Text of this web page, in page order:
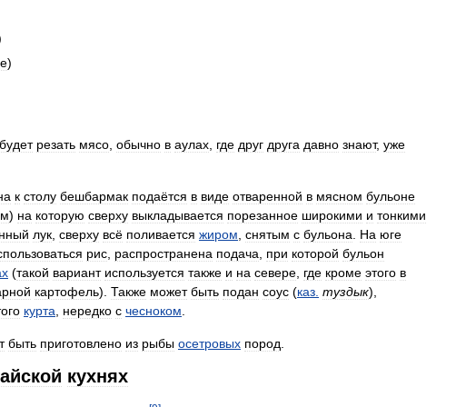
)
будет резать мясо, обычно в аулах, где друг друга давно знают, уже
к столу бешбармак подаётся в виде отваренной в мясном бульоне
) на которую сверху выкладывается порезанное широкими и тонкими
лук, сверху всё поливается жиром, снятым с бульона. На юге
рис, распространена подача, при которой бульон
(такой вариант используется также и на севере, где кроме этого в
картофель). Также может быть подан соус (каз. туздык),
курта, нередко с чесноком.
быть приготовлено из рыбы осетровых пород.
кухнях